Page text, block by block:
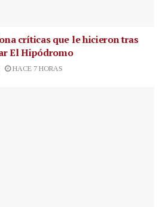
críticas que le hicieron tras
El Hipódromo
HACE 7 HORAS